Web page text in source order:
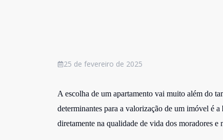
25 de fevereiro de 2025
A escolha de um apartamento vai muito além do
determinantes para a valorização de um imóvel é a
diretamente na qualidade de vida dos moradores